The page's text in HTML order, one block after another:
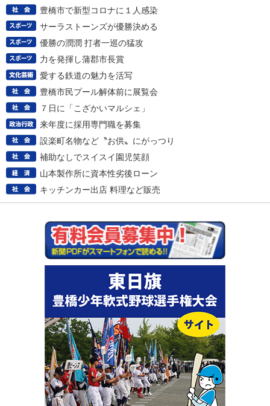
豊橋市で新型コロナに１人感染
サーラストーンズが優勝決める
優勝の潤潤 打者一巡の猛攻
力を発揮し蒲郡市長賞
愛する鉄道の魅力を活写
豊橋市民プール解体前に展覧会
７日に「こざかいマルシェ」
来年度に採用専門職を募集
設楽町名物など〝お供〟にがっつり
補助なしでスイスイ園児笑顔
山本製作所に資本性劣後ローン
キッチンカー出店 料理など販売